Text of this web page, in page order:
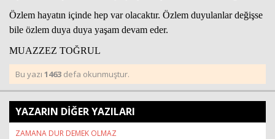
Özlem hayatın içinde hep var olacaktır. Özlem duyulanlar değişse
bile özlem duya duya yaşam devam eder.
MUAZZEZ TOĞRUL
Bu yazı 1463 defa okunmuştur.
YAZARIN DİĞER YAZILARI
ZAMANA DUR DEMEK OLMAZ